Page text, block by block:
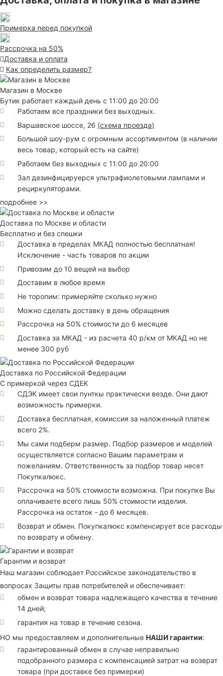
Примерка перед покупкой
Рассрочка на 50%
Доставка и оплата
Как определить размер?
Магазин в Москве
Бутик работает каждый день с 11:00 до 20:00
Работаем все праздники без выходных.
Варшавское шоссе, 26 (схема проезда)
Большой шоу-рум с огромным ассортиментом (в наличии
весь товар, который есть на сайте)
Работаем без выходных с 11:00 до 20:00
Зал дезинфицируерся ультрафиолетовыми лампами и
рециркуляторами.
подробнее >>
Доставка по Москве и области
Бесплатно и без спешки
Доставка в пределах МКАД полностью бесплатная!
Исключение - часть товаров по акции
Привозим до 10 вещей на выбор
Доставим в любое время
Не торопим: примеряйте сколько нужно
Можно сделать доставку в день обращения
Рассрочка на 50% стоимости до 6 месяцев
Доставка за МКАД - из расчета 40 р/км от МКАД но не
менее 300 руб
Доставка по Российской Федерации
С примеркой через СДЕК
СДЭК имеет свои пунткы практически везде. Они дают
возможность примерки.
Доставка бесплатная, комиссия за наложенный платеж
всего 2%.
Мы сами подберм размер. Подбор размеров и моделей
осуществляется согласно Вашим параметрам и
пожеланиям. Ответственность за подбор товар несет
Покупкалюкс.
Рассрочка на 50% стоимости возможна. При покупке Вы
оплачиваете всего лишь 50% стоимости изделия.
Рассрочка на остаток - до 6 месяцев.
Возврат и обмен. Покупкалюкс компенсирует все расходы
по возврату и обмену.
Гарантии и возврат
Наш магазин соблюдает Российское законодательство в
вопросах Защиты прав потребителей и обеспечивает:
обмен и возврат товара надлежащего качества в течение
14 дней;
гарантия на товар в течение сезона.
НО мы предоставляем и дополнительные НАШИ гарантии:
гарантированный обмен в случае неправильно
подобранного размера с компенсацией затрат на возврат
товара (при доставке без примерки)